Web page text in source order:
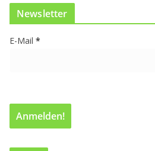
e
e
r
a
Newsletter
E-Mail *